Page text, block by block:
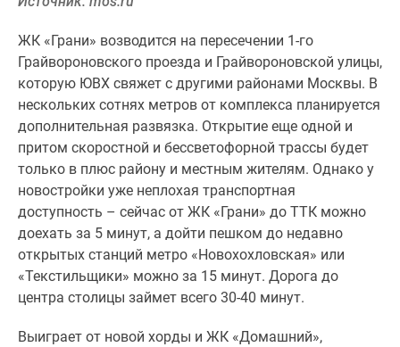
ЖК «Грани» возводится на пересечении 1-го
Грайвороновского проезда и Грайвороновской улицы,
которую ЮВХ свяжет с другими районами Москвы. В
нескольких сотнях метров от комплекса планируется
дополнительная развязка. Открытие еще одной и
притом скоростной и бессветофорной трассы будет
только в плюс району и местным жителям. Однако у
новостройки уже неплохая транспортная
доступность – сейчас от ЖК «Грани» до ТТК можно
доехать за 5 минут, а дойти пешком до недавно
открытых станций метро «Новохохловская» или
«Текстильщики» можно за 15 минут. Дорога до
центра столицы займет всего 30-40 минут.
Выиграет от новой хорды и ЖК «Домашний»,